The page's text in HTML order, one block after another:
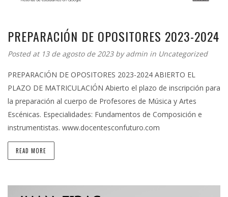
PREPARACIÓN DE OPOSITORES 2023-2024
Posted at 13 de agosto de 2023 byadmin in Uncategorized
PREPARACIÓN DE OPOSITORES 2023-2024 ABIERTO EL
PLAZO DE MATRICULACIÓN Abierto el plazo de inscripción para
la preparación al cuerpo de Profesores de Música y Artes
Escénicas. Especialidades: Fundamentos de Composición e
instrumentistas. www.docentesconfuturo.com
READ MORE